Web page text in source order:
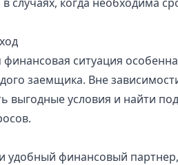
финансовая ситуация
заемщика. Вне
выгодные условия и найти
финансовый партнер,